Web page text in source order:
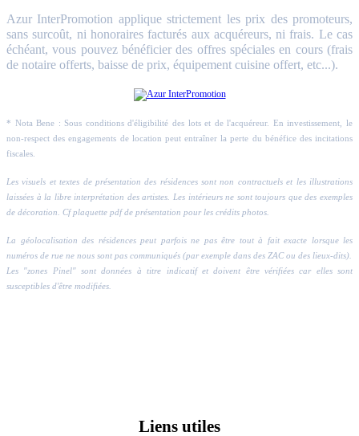
Azur InterPromotion applique strictement les prix des promoteurs,
sans surcoût, ni honoraires facturés aux acquéreurs, ni frais. Le cas
échéant, vous pouvez bénéficier des offres spéciales en cours (frais
de notaire offerts, baisse de prix, équipement cuisine offert, etc...).
* Nota Bene : Sous conditions d'éligibilité des lots et de l'acquéreur. En investissement, le
non-respect des engagements de location peut entraîner la perte du bénéfice des incitations
fiscales.
Les visuels et textes de présentation des résidences sont non contractuels et les illustrations
laissées à la libre interprétation des artistes. Les intérieurs ne sont toujours que des exemples
de décoration. Cf plaquette pdf de présentation pour les crédits photos.
La géolocalisation des résidences peut parfois ne pas être tout à fait exacte lorsque les
numéros de rue ne nous sont pas communiqués (par exemple dans des ZAC ou des lieux-dits).
Les "zones Pinel" sont données à titre indicatif et doivent être vérifiées car elles sont
susceptibles d'être modifiées.
Liens utiles